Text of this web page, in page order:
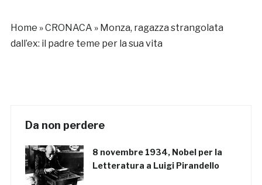
Home »CRONACA » Monza, ragazza strangolata
dall’ex: il padre teme per la sua vita
Da non perdere
8 novembre 1934, Nobel per la
Letteratura a Luigi Pirandello